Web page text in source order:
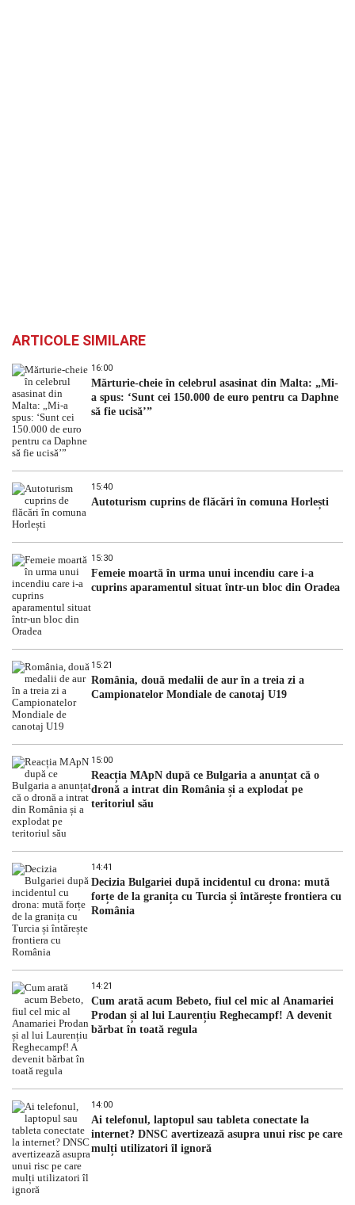
ARTICOLE SIMILARE
16:00
Mărturie-cheie în celebrul asasinat din Malta: „Mi-
a spus: ‘Sunt cei 150.000 de euro pentru ca Daphne
să fie ucisă’”
15:40
Autoturism cuprins de flăcări în comuna Horlești
15:30
Femeie moartă în urma unui incendiu care i-a
cuprins aparamentul situat într-un bloc din Oradea
15:21
România, două medalii de aur în a treia zi a
Campionatelor Mondiale de canotaj U19
15:00
Reacția MApN după ce Bulgaria a anunțat că o
dronă a intrat din România și a explodat pe
teritoriul său
14:41
Decizia Bulgariei după incidentul cu drona: mută
forțe de la granița cu Turcia și întărește frontiera cu
România
14:21
Cum arată acum Bebeto, fiul cel mic al Anamariei
Prodan și al lui Laurențiu Reghecampf! A devenit
bărbat în toată regula
14:00
Ai telefonul, laptopul sau tableta conectate la
internet? DNSC avertizează asupra unui risc pe care
mulți utilizatori îl ignoră